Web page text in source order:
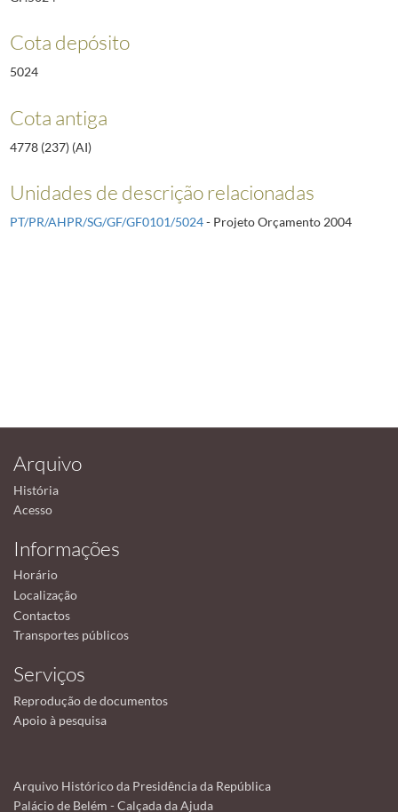
Cota depósito
5024
Cota antiga
4778 (237) (AI)
Unidades de descrição relacionadas
PT/PR/AHPR/SG/GF/GF0101/5024- Projeto Orçamento 2004
Arquivo
História
Acesso
Informações
Horário
Localização
Contactos
Transportes públicos
Serviços
Reprodução de documentos
Apoio à pesquisa
Arquivo Histórico da Presidência da República
Palácio de Belém - Calçada da Ajuda